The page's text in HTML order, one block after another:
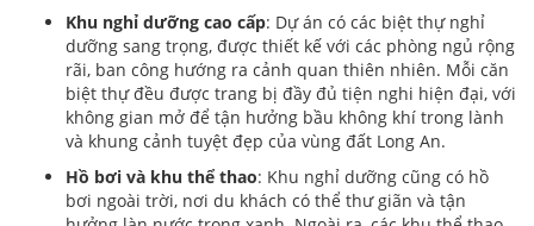
Khu nghỉ dưỡng cao cấp: Dự án có các biệt thự nghỉ
dưỡng sang trọng, được thiết kế với các phòng ngủ rộng
rãi, ban công hướng ra cảnh quan thiên nhiên. Mỗi căn
biệt thự đều được trang bị đầy đủ tiện nghi hiện đại, với
không gian mở để tận hưởng bầu không khí trong lành
và khung cảnh tuyệt đẹp của vùng đất Long An.
Hồ bơi và khu thể thao: Khu nghỉ dưỡng cũng có hồ
bơi ngoài trời, nơi du khách có thể thư giãn và tận